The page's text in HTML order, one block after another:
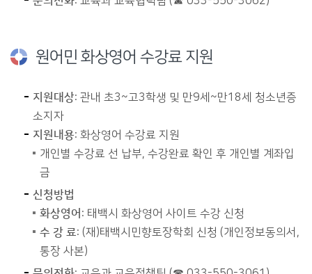
원어민 화상영어 수강료 지원
지원대상: 관내 초3~고3학생 및 만9세~만18세 청소년증
소지자
지원내용: 화상영어 수강료 지원
개인별 수강료 선 납부, 수강완료 확인 후 개인별 계좌입
금
신청방법
화상영어 : 태백시 화상영어 사이트 수강 신청
수 강 료: (재)태백시민향토장학회 신청 (개인정보동의서,
통장 사본)